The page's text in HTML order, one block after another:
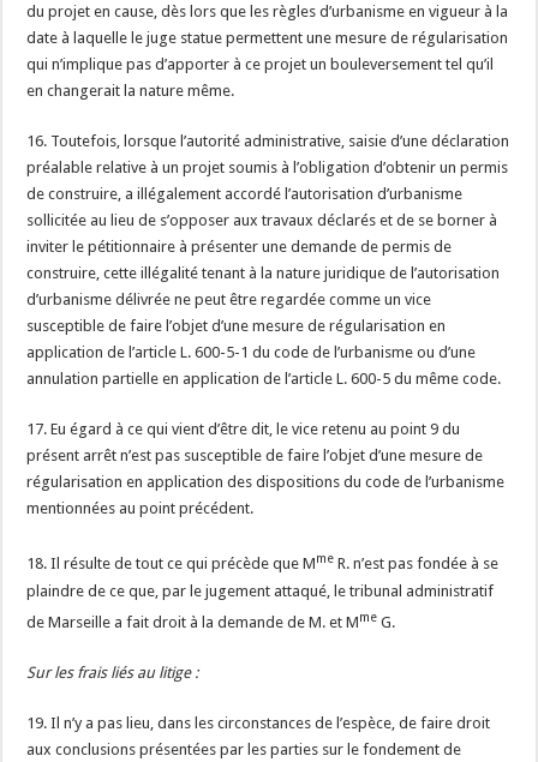
du projet en cause, dès lors que les règles d’urbanisme en vigueur à la
date à laquelle le juge statue permettent une mesure de régularisation
qui n’implique pas d’apporter à ce projet un bouleversement tel qu’il
en changerait la nature même.
16. Toutefois, lorsque l’autorité administrative, saisie d’une déclaration
préalable relative à un projet soumis à l’obligation d’obtenir un permis
de construire, a illégalement accordé l’autorisation d’urbanisme
sollicitée au lieu de s’opposer aux travaux déclarés et de se borner à
inviter le pétitionnaire à présenter une demande de permis de
construire, cette illégalité tenant à la nature juridique de l’autorisation
d’urbanisme délivrée ne peut être regardée comme un vice
susceptible de faire l’objet d’une mesure de régularisation en
application de l’article L. 600-5-1 du code de l’urbanisme ou d’une
annulation partielle en application de l’article L. 600-5 du même code.
17. Eu égard à ce qui vient d’être dit, le vice retenu au point 9 du
présent arrêt n’est pas susceptible de faire l’objet d’une mesure de
régularisation en application des dispositions du code de l’urbanisme
mentionnées au point précédent.
18. Il résulte de tout ce qui précède que Mme R. n’est pas fondée à se
plaindre de ce que, par le jugement attaqué, le tribunal administratif
de Marseille a fait droit à la demande de M. et Mme G.
Sur les frais liés au litige :
19. Il n’y a pas lieu, dans les circonstances de l’espèce, de faire droit
aux conclusions présentées par les parties sur le fondement de